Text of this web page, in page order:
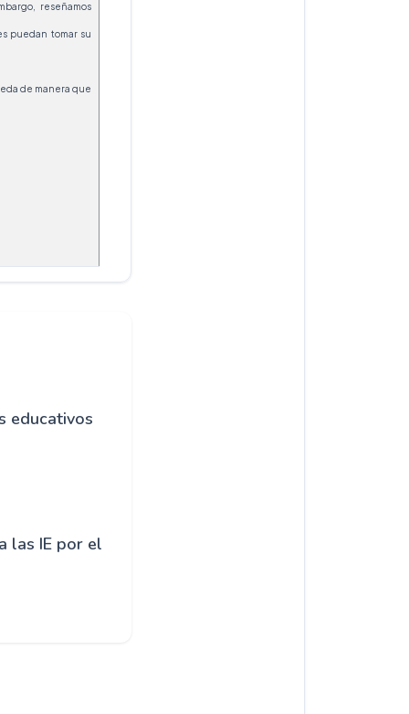
reseñamos
puedan tomar su
de manera que
educativos
las IE por el